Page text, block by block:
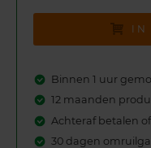
IN
Binnen 1 uur
12 maanden
Achteraf betalen
30 dagen